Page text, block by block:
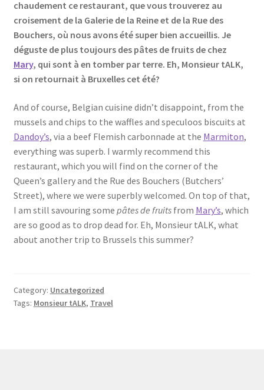
chaudement ce restaurant, que vous trouverez au
croisement de la Galerie de la Reine et de la Rue des
Bouchers, où nous avons été super bien accueillis. Je
déguste de plus toujours des pâtes de fruits de chez
Mary, qui sont à en tomber par terre. Eh, Monsieur tALK,
si on retournait à Bruxelles cet été?
And of course, Belgian cuisine didn’t disappoint, from the
mussels and chips to the waffles and speculoos biscuits at
Dandoy’s, via a beef Flemish carbonnade at the Marmiton,
everything was superb. I warmly recommend this
restaurant, which you will find on the corner of the
Queen’s gallery and the Rue des Bouchers (Butchers’
Street), where we were superbly welcomed. On top of that,
I am still savouring some pâtes de fruits from Mary’s, which
are so good as to drop dead for. Eh, Monsieur tALK, what
about another trip to Brussels this summer?
Category: Uncategorized
Tags: Monsieur tALK, Travel